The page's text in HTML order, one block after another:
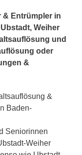
& Entrümpler in
Weiher
und
oder
&
&
Baden-
Seniorinnen
Weiher